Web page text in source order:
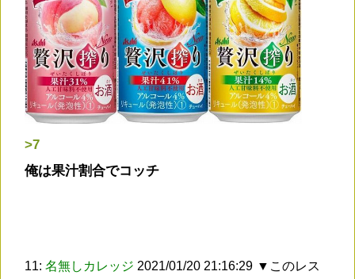
>7
俺は果汁割合でコッチ
11: 名無しカレッジ 2021/01/20 21:16:29 ▼このレス